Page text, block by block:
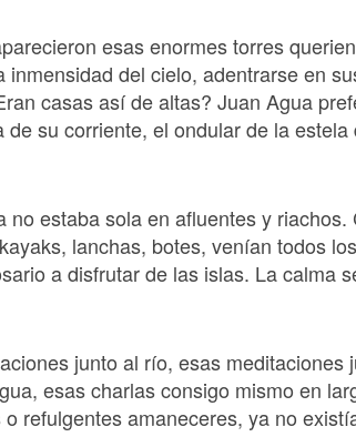
esas enormes torres
inmensidad del cielo, adentrarse en
casas así de altas? Juan Agua
de su corriente, el ondular de la estela
no estaba sola en afluentes y riachos.
lanchas, botes, venían todos
a disfrutar de las islas. La calma
junto al río, esas meditaciones
esas charlas consigo mismo en
refulgentes amaneceres, ya no